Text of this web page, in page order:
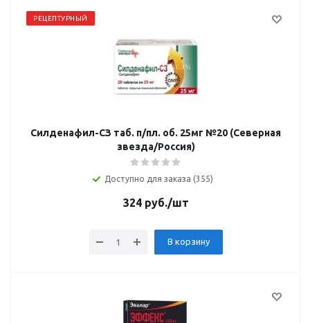
РЕЦЕПТУРНЫЙ
Силденафил-СЗ таб. п/пл. об. 25мг №20 (Северная
звезда/Россия)
Доступно для заказа (355)
324руб./шт
В корзину